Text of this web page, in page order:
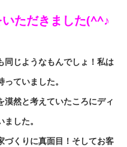
ただきました(^^♪
じようなもんでしょ！私は
ていました。
漠然と考えていたころにディ
した。
づくりに真面目！そしてお客